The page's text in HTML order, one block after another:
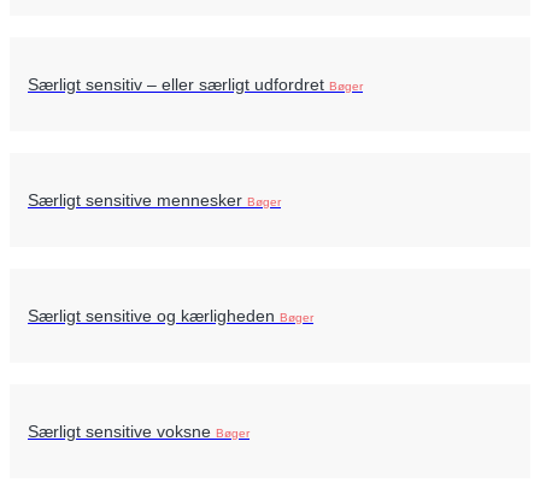
Særligt sensitiv – eller særligt udfordret Bøger
Særligt sensitive mennesker Bøger
Særligt sensitive og kærligheden Bøger
Særligt sensitive voksne Bøger